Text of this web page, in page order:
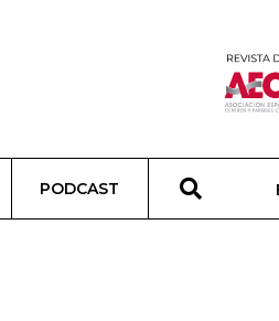
PODCAST